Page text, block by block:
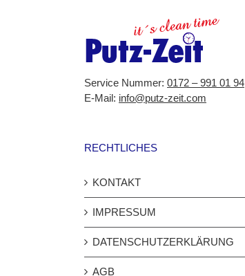
Service Nummer: 0172 – 991 01 94
E-Mail: info@putz-zeit.com
RECHTLICHES
KONTAKT
IMPRESSUM
DATENSCHUTZERKLÄRUNG
AGB